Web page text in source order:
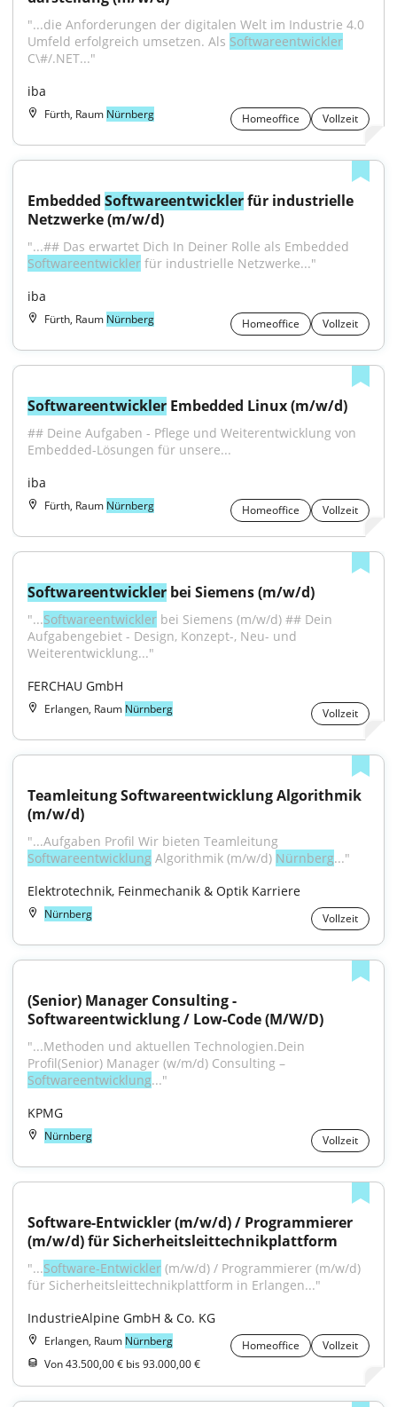
"...die Anforderungen der digitalen Welt im Industrie 4.0
Umfeld erfolgreich umsetzen. Als Softwareentwickler
C\#/.NET..."
iba
Fürth, Raum Nürnberg Homeoffice Vollzeit
Embedded Softwareentwickler für industrielle
Netzwerke (m/w/d)
Softwareentwickler für industrielle Netzwerke..."
iba
Fürth, Raum Nürnberg Homeoffice Vollzeit
Softwareentwickler Embedded Linux (m/w/d)
## Deine Aufgaben - Pflege und Weiterentwicklung von
Embedded-Lösungen für unsere...
iba
Fürth, Raum Nürnberg Homeoffice Vollzeit
Softwareentwickler bei Siemens (m/w/d)
"...Softwareentwickler bei Siemens (m/w/d) ## Dein
Aufgabengebiet - Design, Konzept-, Neu- und
Weiterentwicklung..."
FERCHAU GmbH
Erlangen, Raum Nürnberg Vollzeit
Teamleitung Softwareentwicklung Algorithmik
(m/w/d)
Softwareentwicklung Algorithmik (m/w/d) Nürnberg..."
Elektrotechnik, Feinmechanik & Optik Karriere
Nürnberg Vollzeit
(Senior) Manager Consulting -
Softwareentwicklung / Low-Code (M/W/D)
"...Methoden und aktuellen Technologien.Dein
Softwareentwicklung..."
KPMG
Nürnberg Vollzeit
Software-Entwickler (m/w/d) / Programmierer
(m/w/d) für Sicherheitsleittechnikplattform
"...Software-Entwickler (m/w/d) / Programmierer (m/w/d)
für Sicherheitsleittechnikplattform in Erlangen..."
IndustrieAlpine GmbH & Co. KG
Erlangen, Raum Nürnberg Homeoffice
Vollzeit
Von 43.500,00 € bis 93.000,00 €